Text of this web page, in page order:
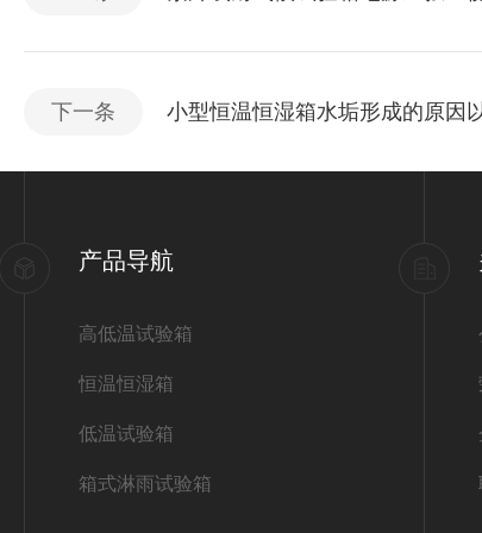
下一条 小型恒温恒湿箱水垢形成的原因
产品导航
高低温试验箱
恒温恒湿箱
低温试验箱
箱式淋雨试验箱